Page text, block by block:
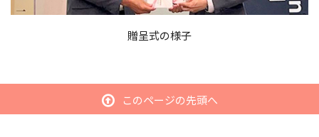
贈呈式の様子
このページの先頭へ